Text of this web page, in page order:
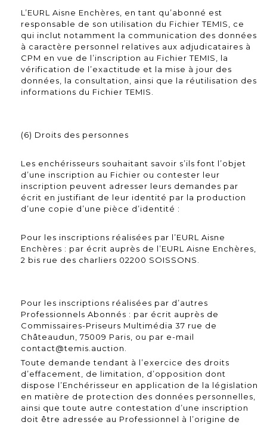
L’EURL Aisne Enchères, en tant qu’abonné est
responsable de son utilisation du Fichier TEMIS, ce
qui inclut notamment la communication des données
à caractère personnel relatives aux adjudicataires à
CPM en vue de l’inscription au Fichier TEMIS, la
vérification de l’exactitude et la mise à jour des
données, la consultation, ainsi que la réutilisation des
informations du Fichier TEMIS.
(6) Droits des personnes
Les enchérisseurs souhaitant savoir s’ils font l’objet
d’une inscription au Fichier ou contester leur
inscription peuvent adresser leurs demandes par
écrit en justifiant de leur identité par la production
d’une copie d’une pièce d’identité :
Pour les inscriptions réalisées par l’EURL Aisne
Enchères : par écrit auprès de l’EURL Aisne Enchères,
2 bis rue des charliers 02200 SOISSONS.
Pour les inscriptions réalisées par d’autres
Professionnels Abonnés : par écrit auprès de
Commissaires-Priseurs Multimédia 37 rue de
Châteaudun, 75009 Paris, ou par e-mail
contact@temis.auction.
Toute demande tendant à l’exercice des droits
d’effacement, de limitation, d’opposition dont
dispose l’Enchérisseur en application de la législation
en matière de protection des données personnelles,
ainsi que toute autre contestation d’une inscription
doit être adressée au Professionnel à l’origine de